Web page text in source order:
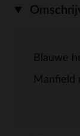
Blauwe
Manfield